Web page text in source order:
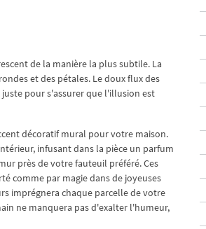
de la manière la plus subtile. La
et des pétales. Le doux flux des
pour s'assurer que l'illusion est
décoratif mural pour votre maison.
infusant dans la pièce un parfum
près de votre fauteuil préféré. Ces
comme par magie dans de joyeuses
imprégnera chaque parcelle de votre
ne manquera pas d'exalter l'humeur,